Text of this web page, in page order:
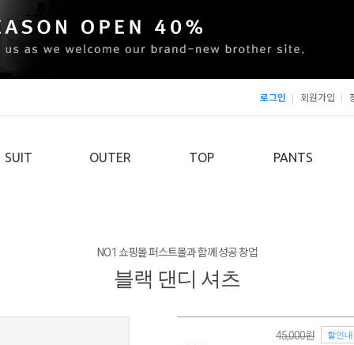
로그인 회원가입
SUIT OUTER TOP PANTS
NO.1 쇼핑몰 퍼스트몰과 함께 성공 창업
블랙 댄디 셔츠
45,000원 할인내